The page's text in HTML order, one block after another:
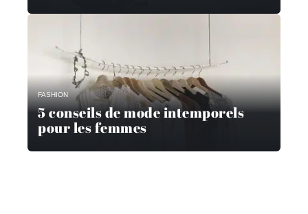
FASHION
5 conseils de mode intemporels
pour les femmes